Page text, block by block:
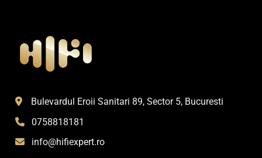
Bulevardul Eroii Sanitari 89, Sector 5, Bucuresti
0758818181
info@hifiexpert.ro